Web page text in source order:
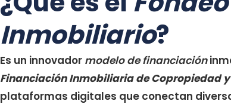
Inmobiliario?
Es un innovador modelo de financiación
Financiación Inmobiliaria de Copropiedad
plataformas digitales que conectan